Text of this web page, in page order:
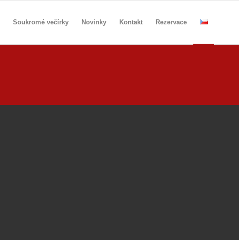
Soukromé večírky Novinky Kontakt Rezervace